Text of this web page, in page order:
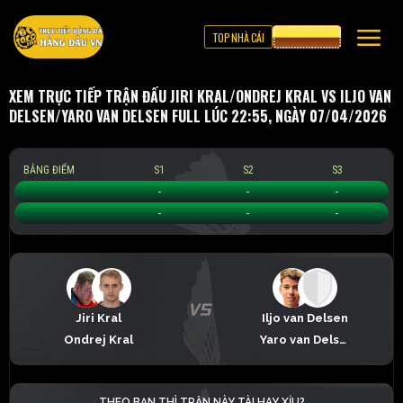
TOP NHÀ CÁI CƯỢC 8XBET
XEM TRỰC TIẾP TRẬN ĐẤU JIRI KRAL/ONDREJ KRAL VS ILJO VAN
DELSEN/YARO VAN DELSEN FULL LÚC 22:55, NGÀY 07/04/2026
BẢNG ĐIỂM S1 S2
S3
Jiri Kral/Ondrej Kral
- -
-
Iljo van Delsen/Yaro van Delsen
- - -
Jiri Kral
Ondrej Kral
Iljo van Delsen
Yaro van Delsen